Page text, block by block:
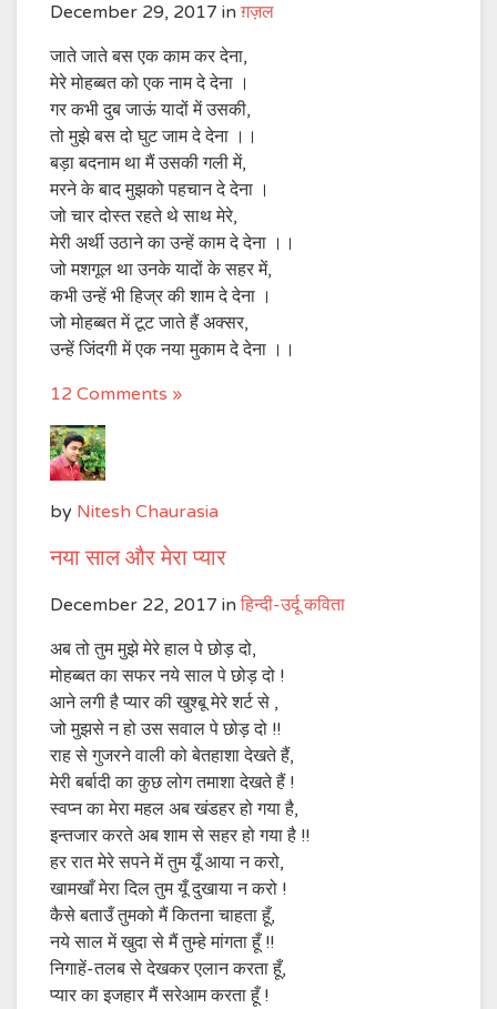
December 29, 2017 in ग़ज़ल
जाते जाते बस एक काम कर देना,
मेरे मोहब्बत को एक नाम दे देना ।
गर कभी दुब जाऊं यादों में उसकी,
तो मुझे बस दो घुट जाम दे देना ।।
बड़ा बदनाम था मैं उसकी गली में,
मरने के बाद मुझको पहचान दे देना ।
जो चार दोस्त रहते थे साथ मेरे,
मेरी अर्थी उठाने का उन्हें काम दे देना ।।
जो मशगूल था उनके यादों के सहर में,
कभी उन्हें भी हिज्र की शाम दे देना ।
जो मोहब्बत में टूट जाते हैं अक्सर,
उन्हें जिंदगी में एक नया मुकाम दे देना ।।
12 Comments »
by Nitesh Chaurasia
नया साल और मेरा प्यार
December 22, 2017 in हिन्दी-उर्दू कविता
अब तो तुम मुझे मेरे हाल पे छोड़ दो,
मोहब्बत का सफर नये साल पे छोड़ दो !
आने लगी है प्यार की खुश्बू मेरे शर्ट से ,
जो मुझसे न हो उस सवाल पे छोड़ दो !!
राह से गुजरने वाली को बेतहाशा देखते हैं,
मेरी बर्बादी का कुछ लोग तमाशा देखते हैं !
स्वप्न का मेरा महल अब खंडहर हो गया है,
इन्तजार करते अब शाम से सहर हो गया है !!
हर रात मेरे सपने में तुम यूँ आया न करो,
खामखाँ मेरा दिल तुम यूँ दुखाया न करो !
कैसे बताउँ तुमको मैं कितना चाहता हूँ,
नये साल में खुदा से मैं तुम्हे मांगता हूँ !!
निगाहें-तलब से देखकर एलान करता हूँ,
प्यार का इजहार मैं सरेआम करता हूँ !